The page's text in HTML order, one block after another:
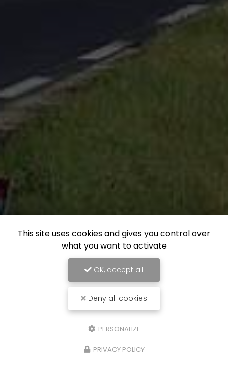
This site uses cookies and gives you control over
what you want to activate
OK, accept all
Deny all cookies
PERSONALIZE
PRIVACY POLICY